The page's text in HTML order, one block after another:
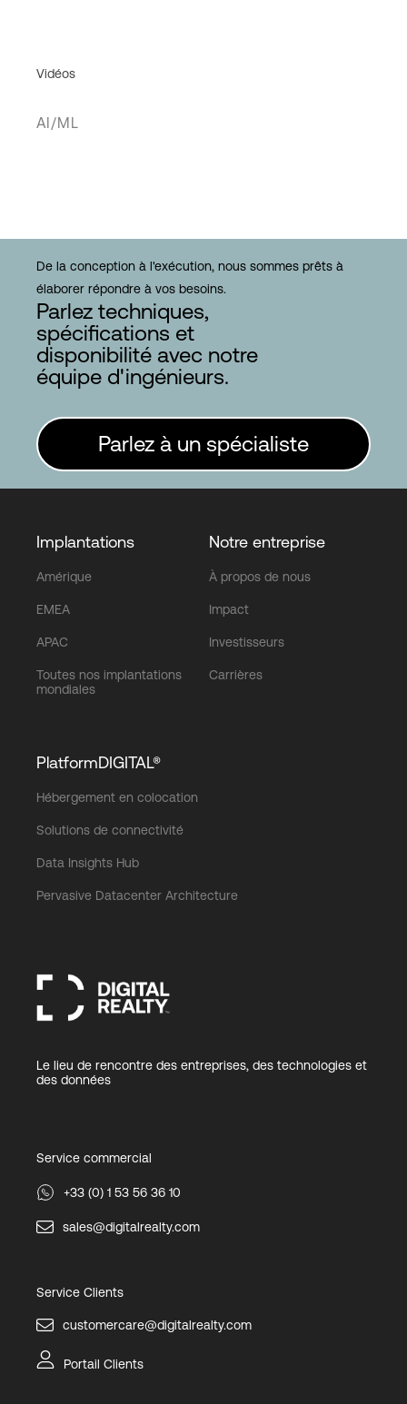
Vidéos
AI/ML
De la conception à l'exécution, nous sommes prêts à
élaborer répondre à vos besoins.
Parlez techniques,
spécifications et
disponibilité avec notre
équipe d'ingénieurs.
Parlez à un spécialiste
Implantations
Amérique
EMEA
APAC
Toutes nos implantations
mondiales
Notre entreprise
À propos de nous
Impact
Investisseurs
Carrières
PlatformDIGITAL®
Hébergement en colocation
Solutions de connectivité
Data Insights Hub
Pervasive Datacenter Architecture
Le lieu de rencontre des entreprises, des technologies et
des données
Service commercial
+33 (0) 1 53 56 36 10
sales@digitalrealty.com
Service Clients
customercare@digitalrealty.com
Portail Clients